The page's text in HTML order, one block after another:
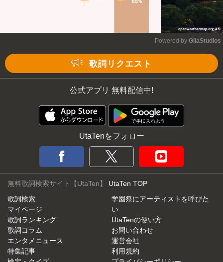
Powered by GliaStudios
歌詞リクエスト
公式アプリ 無料配信中!
UtaTenをフォロー
無料歌詞検索サイト【UtaTen】 UtaTen TOP
歌詞検索
マイページ
歌詞ランキング
歌詞コラム
エンタメニュース
特集記事
学園祭にアーティストを呼びた
い
UtaTenの使い方
お問い合わせ
運営会社
利用規約